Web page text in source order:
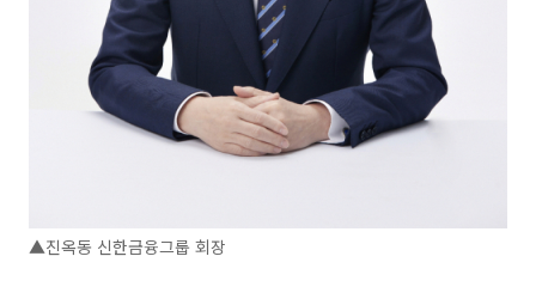
▲진옥동 신한금융그룹 회장